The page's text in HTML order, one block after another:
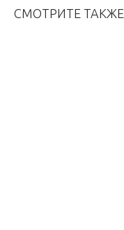
СМОТРИТЕ ТАКЖЕ